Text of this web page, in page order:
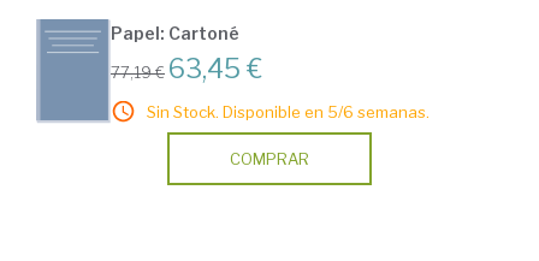
Papel: Cartoné
77,19 € 63,45 €
Sin Stock. Disponible en 5/6 semanas.
COMPRAR